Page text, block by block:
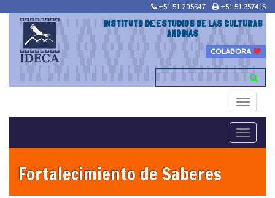
+51 51 205547 +51 51 357415
INSTITUTO DE ESTUDIOS DE LAS CULTURAS
ANDINAS
COLABORA
Toggle
Toggle
Fortalecimiento de Saberes